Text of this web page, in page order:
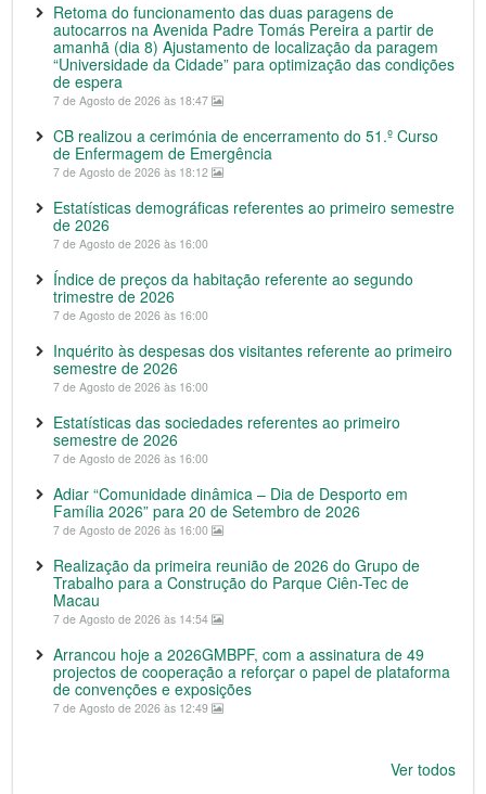
Retoma do funcionamento das duas paragens de
autocarros na Avenida Padre Tomás Pereira a partir de
amanhã (dia 8) Ajustamento de localização da paragem
“Universidade da Cidade” para optimização das condições
de espera
7 de Agosto de 2026 às 18:47
CB realizou a cerimónia de encerramento do 51.º Curso
de Enfermagem de Emergência
7 de Agosto de 2026 às 18:12
Estatísticas demográficas referentes ao primeiro semestre
de 2026
7 de Agosto de 2026 às 16:00
Índice de preços da habitação referente ao segundo
trimestre de 2026
7 de Agosto de 2026 às 16:00
Inquérito às despesas dos visitantes referente ao primeiro
semestre de 2026
7 de Agosto de 2026 às 16:00
Estatísticas das sociedades referentes ao primeiro
semestre de 2026
7 de Agosto de 2026 às 16:00
Adiar “Comunidade dinâmica – Dia de Desporto em
Família 2026” para 20 de Setembro de 2026
7 de Agosto de 2026 às 16:00
Realização da primeira reunião de 2026 do Grupo de
Trabalho para a Construção do Parque Ciên-Tec de
Macau
7 de Agosto de 2026 às 14:54
Arrancou hoje a 2026GMBPF, com a assinatura de 49
projectos de cooperação a reforçar o papel de plataforma
de convenções e exposições
7 de Agosto de 2026 às 12:49
Ver todos